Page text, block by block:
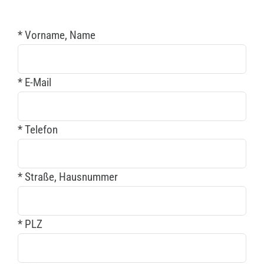
* Vorname, Name
* E-Mail
* Telefon
* Straße, Hausnummer
* PLZ